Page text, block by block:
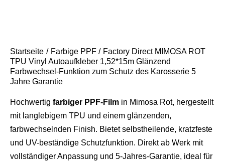
Startseite Farbige PPF
Factory Direct MIMOSA ROT
TPU Vinyl Autoaufkleber 1,52*15m Glänzend
Farbwechsel-Funktion zum Schutz des Karosserie 5
Jahre Garantie
Hochwertig farbiger PPF-Film in Mimosa Rot, hergestellt
mit langlebigem TPU und einem glänzenden,
farbwechselnden Finish. Bietet selbstheilende, kratzfeste
und UV-beständige Schutzfunktion. Direkt ab Werk mit
vollständiger Anpassung und 5-Jahres-Garantie, ideal für